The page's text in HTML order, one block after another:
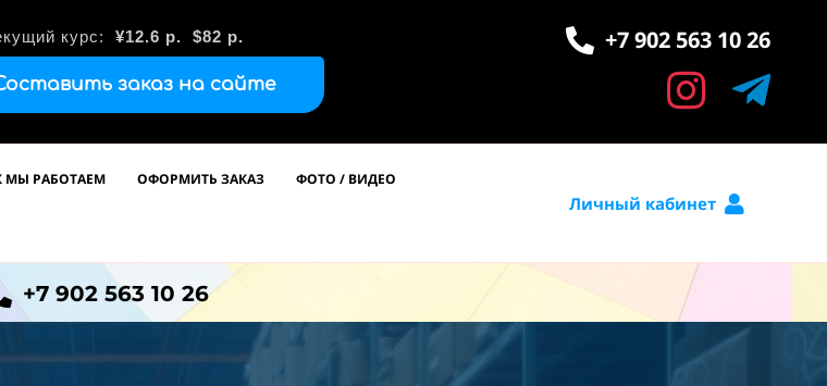
курс: ¥12.6 р. $82 р.
заказ на сайте
+7 902 563 10 26
МЫ РАБОТАЕМ ОФОРМИТЬ ЗАКАЗ ФОТО / ВИДЕО
Личный кабинет
+7 902 563 10 26